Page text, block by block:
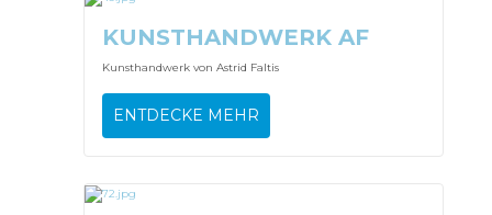
KUNSTHANDWERK AF
Kunsthandwerk von Astrid Faltis
ENTDECKE MEHR